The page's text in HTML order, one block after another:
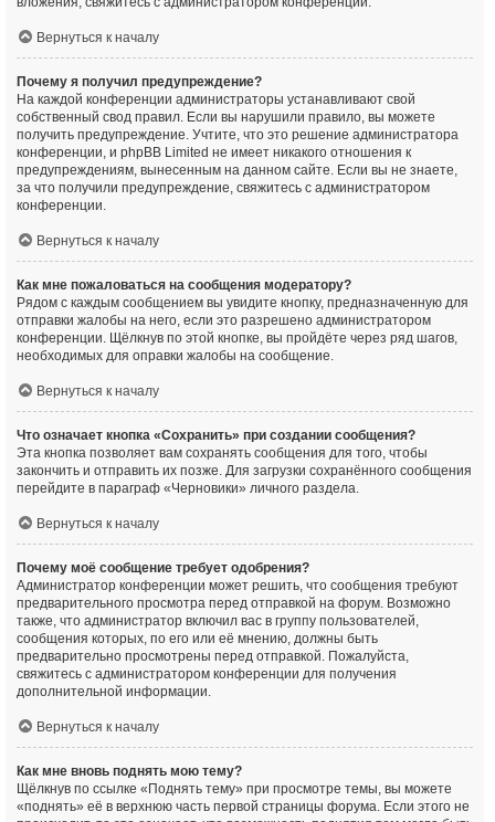
Вернуться к началу
Почему я получил предупреждение?
На каждой конференции администраторы устанавливают свой
собственный свод правил. Если вы нарушили правило, вы можете
получить предупреждение. Учтите, что это решение администратора
конференции, и phpBB Limited не имеет никакого отношения к
предупреждениям, вынесенным на данном сайте. Если вы не знаете,
за что получили предупреждение, свяжитесь с администратором
конференции.
Вернуться к началу
Как мне пожаловаться на сообщения модератору?
Рядом с каждым сообщением вы увидите кнопку, предназначенную для
отправки жалобы на него, если это разрешено администратором
конференции. Щёлкнув по этой кнопке, вы пройдёте через ряд шагов,
необходимых для оправки жалобы на сообщение.
Вернуться к началу
Что означает кнопка «Сохранить» при создании сообщения?
Эта кнопка позволяет вам сохранять сообщения для того, чтобы
закончить и отправить их позже. Для загрузки сохранённого сообщения
перейдите в параграф «Черновики» личного раздела.
Вернуться к началу
Почему моё сообщение требует одобрения?
Администратор конференции может решить, что сообщения требуют
предварительного просмотра перед отправкой на форум. Возможно
также, что администратор включил вас в группу пользователей,
сообщения которых, по его или её мнению, должны быть
предварительно просмотрены перед отправкой. Пожалуйста,
свяжитесь с администратором конференции для получения
дополнительной информации.
Вернуться к началу
Как мне вновь поднять мою тему?
Щёлкнув по ссылке «Поднять тему» при просмотре темы, вы можете
«поднять» её в верхнюю часть первой страницы форума. Если этого не